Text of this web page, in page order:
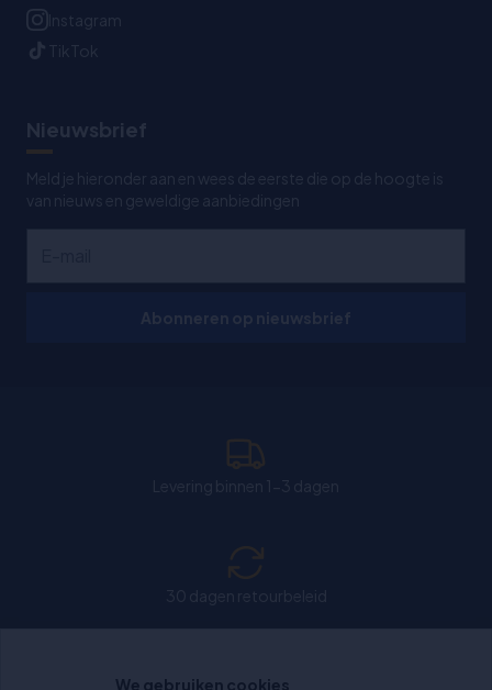
Instagram
TikTok
Nieuwsbrief
Meld je hieronder aan en wees de eerste die op de hoogte is
van nieuws en geweldige aanbiedingen
We gebruiken cookies